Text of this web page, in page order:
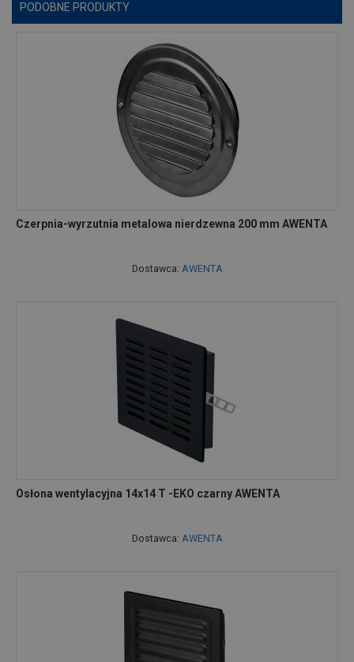
PODOBNE PRODUKTY
Czerpnia-wyrzutnia metalowa nierdzewna 200 mm AWENTA
Dostawca: AWENTA
Osłona wentylacyjna 14x14 T -EKO czarny AWENTA
Dostawca: AWENTA